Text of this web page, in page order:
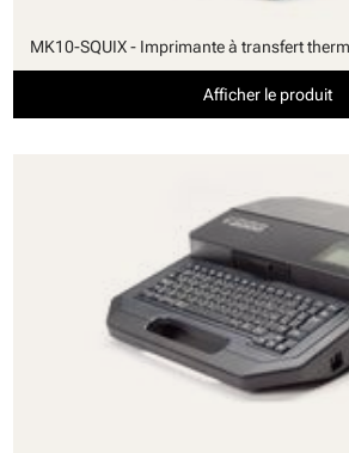
MK10-SQUIX - Imprimante à transfert
Afficher le produit